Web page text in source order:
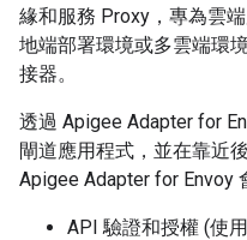
緣和服務 Proxy，專為雲
地端部署環境或多雲端環
接器。
透過 Apigee Adapter for
閘道應用程式，並在靠近
Apigee Adapter for Envoy
API 驗證和授權 (使